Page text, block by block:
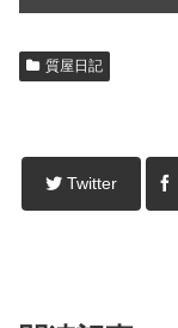
質屋日記
Twitter